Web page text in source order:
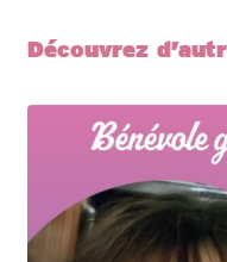
Découvrez